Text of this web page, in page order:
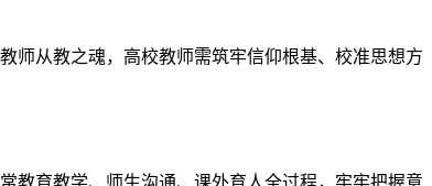
师从教之魂，高校教师需筑牢信仰根基、校准思想方
教育教学、师生沟通、课外育人全过程，牢牢把握意